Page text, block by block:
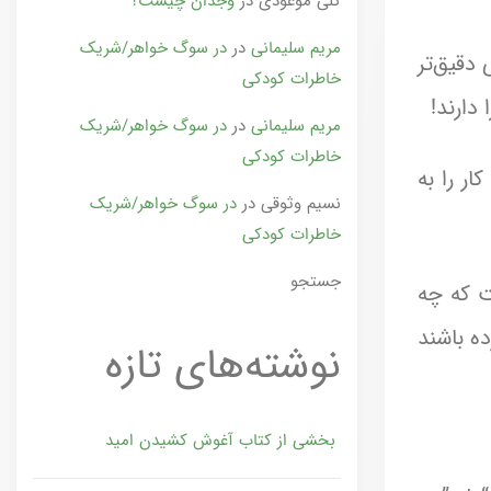
دقیق‌تر
را به
که چه
باشند
مریم سلیمانی دردر سوگ خواهر/شریک
خاطرات کودکی
مریم سلیمانی دردر سوگ خواهر/شریک
خاطرات کودکی
نسیم وثوقی دردر سوگ خواهر/شریک
خاطرات کودکی
جستجو
نوشته‌های تازه
بخشی از کتاب آغوش کشیدن امید